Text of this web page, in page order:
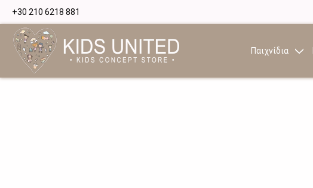
+30 210 6218 881
Παιχνίδια